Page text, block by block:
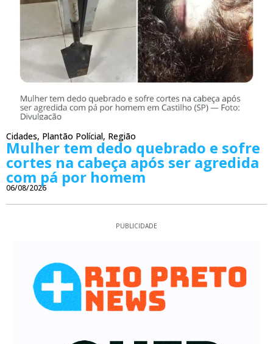
Cidades, Plantão Polícial, Região
Mulher tem dedo quebrado e sofre
cortes na cabeça após ser agredida
com pá por homem
06/08/2026
PUBLICIDADE